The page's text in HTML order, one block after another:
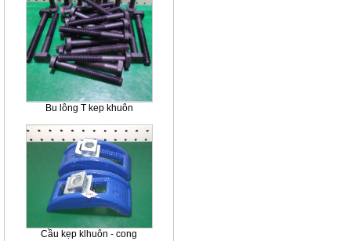
Bu lông T kep khuôn
Cầu kẹp klhuôn - cong